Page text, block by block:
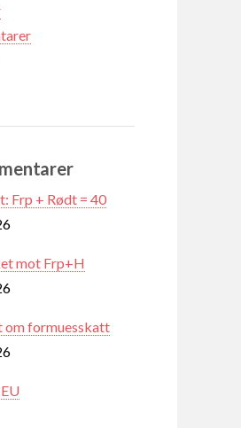
Frp + Rødt = 40
mot Frp+H
om formuesskatt